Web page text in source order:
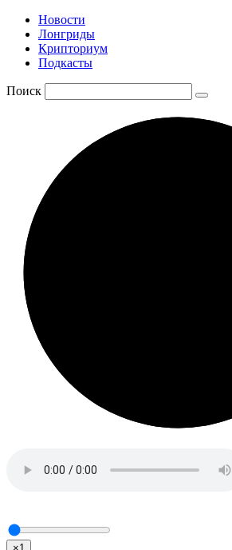
Новости
Лонгриды
Крипториум
Подкасты
Поиск